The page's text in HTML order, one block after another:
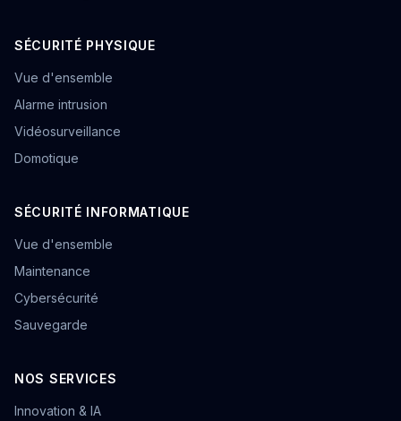
SÉCURITÉ PHYSIQUE
Vue d'ensemble
Alarme intrusion
Vidéosurveillance
Domotique
SÉCURITÉ INFORMATIQUE
Vue d'ensemble
Maintenance
Cybersécurité
Sauvegarde
NOS SERVICES
Innovation & IA